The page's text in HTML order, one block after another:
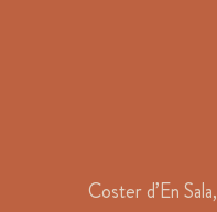
Coster d’En